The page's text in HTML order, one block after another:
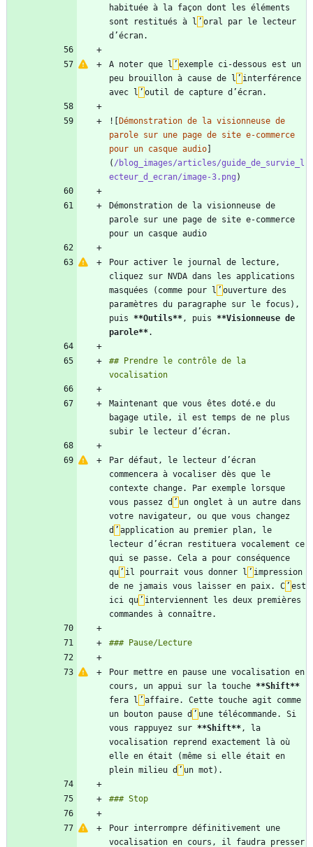
habituée à la façon dont les éléments
sont restitués à l ’ oral par le lecteur
A noter que l ’ exemple ci-dessous est un
peu brouillon à cause de l ’ interférence
avec l ’
![
Démonstration de la visionneuse de
parole sur une page de site e-commerce
pour un casque audio
( /blog_images/articles/guide_de_survie_l
ecteur_d_ecran/image-3.png
Démonstration de la visionneuse de
parole sur une page de site e-commerce
Pour activer le journal de lecture,
cliquez sur NVDA dans les applications
masquées (comme pour l ’ ouverture des
paramètres du paragraphe sur le focus),
puis **Outils**, puis **Visionneuse de
parole**
## Prendre le contrôle de la
Maintenant que vous êtes doté.e du
bagage utile, il est temps de ne plus
Par défaut, le lecteur d’écran
commencera à vocaliser dès que le
contexte change. Par exemple lorsque
vous passez d ’ un onglet à un autre dans
votre navigateur, ou que vous changez
d ’ application au premier plan, le
lecteur d’écran restituera vocalement ce
qui se passe. Cela a pour conséquence
qu ’ il pourrait vous donner l ’ impression
de ne jamais vous laisser en paix. C ’ est
ici qu ’ interviennent les deux premières
Pour mettre en pause une vocalisation en
cours, un appui sur la touche **Shift**
fera l ’ affaire. Cette touche agit comme
un bouton pause d ’ une télécommande. Si
vous rappuyez sur **Shift**, la
vocalisation reprend exactement là où
elle en était (même si elle était en
plein milieu d ’
Pour interrompre définitivement une
vocalisation en cours, il faudra presser